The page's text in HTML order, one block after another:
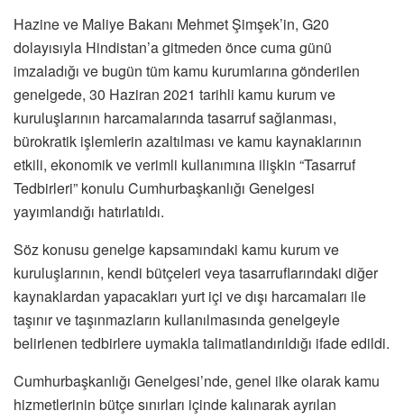
Hazine ve Maliye Bakanı Mehmet Şimşek’in, G20
dolayısıyla Hindistan’a gitmeden önce cuma günü
imzaladığı ve bugün tüm kamu kurumlarına gönderilen
genelgede, 30 Haziran 2021 tarihli kamu kurum ve
kuruluşlarının harcamalarında tasarruf sağlanması,
bürokratik işlemlerin azaltılması ve kamu kaynaklarının
etkili, ekonomik ve verimli kullanımına ilişkin “Tasarruf
Tedbirleri” konulu Cumhurbaşkanlığı Genelgesi
yayımlandığı hatırlatıldı.
Söz konusu genelge kapsamındaki kamu kurum ve
kuruluşlarının, kendi bütçeleri veya tasarruflarındaki diğer
kaynaklardan yapacakları yurt içi ve dışı harcamaları ile
taşınır ve taşınmazların kullanılmasında genelgeyle
belirlenen tedbirlere uymakla talimatlandırıldığı ifade edildi.
Cumhurbaşkanlığı Genelgesi’nde, genel ilke olarak kamu
hizmetlerinin bütçe sınırları içinde kalınarak ayrılan